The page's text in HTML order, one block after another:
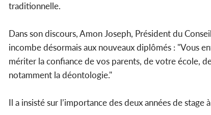
traditionnelle.
Dans son discours, Amon Joseph, Président du
incombe désormais aux nouveaux diplômés : "Vous
mériter la confiance de vos parents, de votre école,
notamment la déontologie."
Il a insisté sur l’importance des deux années de